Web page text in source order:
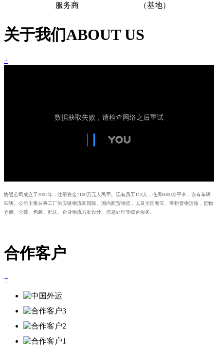
服务商
（基地）
关于我们ABOUT US
+
协通公司成立于2007年，注册资金1100万元人民币。现有员工113人，仓库6000余平米，自有车辆
92辆。公司主要从事工厂供应链物流和国际、国内商贸物流，以及全国整车、零担货物运输，货物
仓储、分拣、包装、配送、企业物流方案设计、信息处理等综合服务。
合作客户
+